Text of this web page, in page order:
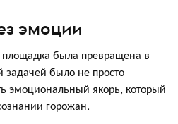
эмоции
была превращена в
было не просто
эмоциональный якорь, который
горожан.